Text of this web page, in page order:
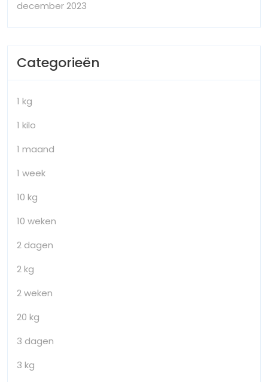
december 2023
Categorieën
1 kg
1 kilo
1 maand
1 week
10 kg
10 weken
2 dagen
2 kg
2 weken
20 kg
3 dagen
3 kg